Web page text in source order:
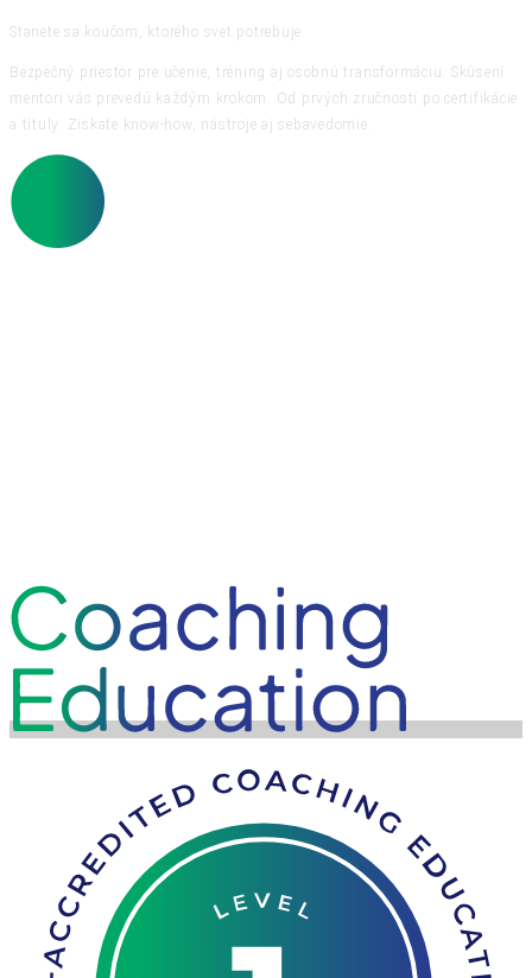
Stanete sa koučom, ktorého svet potrebuje
Bezpečný priestor pre učenie, tréning aj osobnú transformáciu. Skúsení
mentori vás prevedú každým krokom. Od prvých zručností po certifikácie
a tituly. Získate know-how, nástroje aj sebavedomie.